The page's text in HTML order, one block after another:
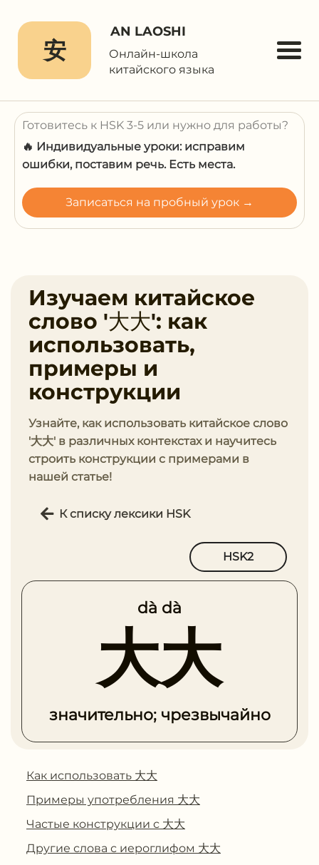
安
AN LAOSHI
Онлайн-школа
китайского языка
Готовитесь к HSK 3-5 или нужно для работы?
🔥 Индивидуальные уроки: исправим
ошибки, поставим речь. Есть места.
Записаться на пробный урок →
Изучаем китайское
слово '大大': как
использовать,
примеры и
конструкции
Узнайте, как использовать китайское слово
'大大' в различных контекстах и научитесь
строить конструкции с примерами в
нашей статье!
К списку лексики HSK
HSK2
dà dà
大大
значительно; чрезвычайно
Как использовать 大大
Примеры употребления 大大
Частые конструкции с 大大
Другие слова с иероглифом 大大